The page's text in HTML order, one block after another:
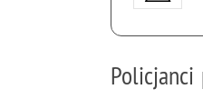
Policjanci